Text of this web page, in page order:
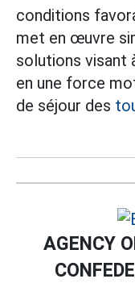
conditions
met en œuvre
solutions visant
en une force
de séjour des
AGENCY